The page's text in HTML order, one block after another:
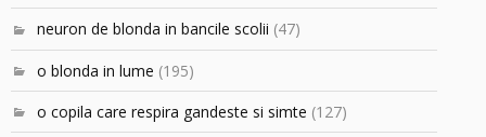
neuron de blonda in bancile scolii (47)
o blonda in lume (195)
o copila care respira gandeste si simte (127)